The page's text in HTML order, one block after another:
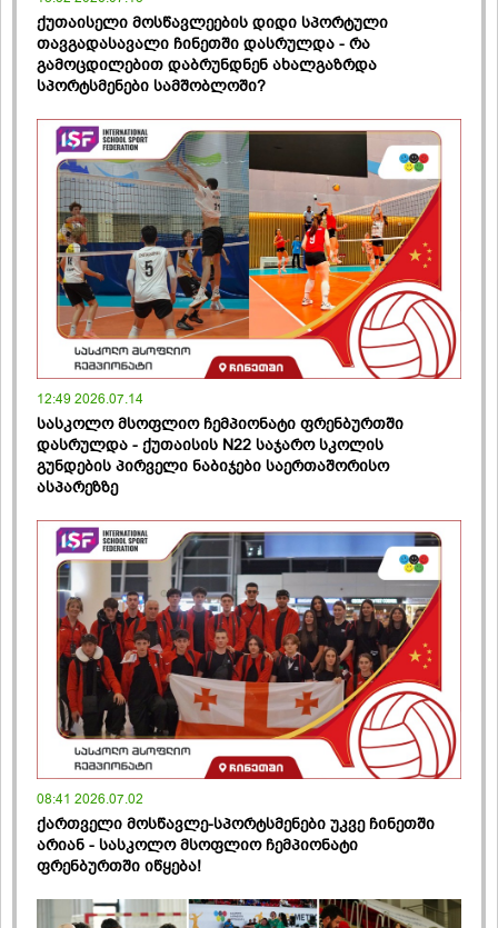
ქუთაისელი მოსწავლეების დიდი სპორტული
თავგადასავალი ჩინეთში დასრულდა - რა
გამოცდილებით დაბრუნდნენ ახალგაზრდა
სპორტსმენები სამშობლოში?
12:49 2026.07.14
სასკოლო მსოფლიო ჩემპიონატი ფრენბურთში
დასრულდა - ქუთაისის N22 საჯარო სკოლის
გუნდების პირველი ნაბიჯები საერთაშორისო
ასპარეზზე
08:41 2026.07.02
ქართველი მოსწავლე-სპორტსმენები უკვე ჩინეთში
არიან - სასკოლო მსოფლიო ჩემპიონატი
ფრენბურთში იწყება!